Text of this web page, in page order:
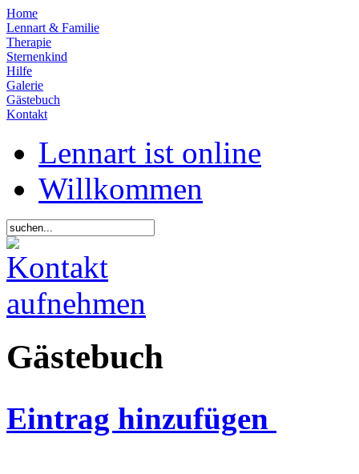
Home
Lennart & Familie
Therapie
Sternenkind
Hilfe
Galerie
Gästebuch
Kontakt
Lennart ist online
Willkommen
Gästebuch
Eintrag hinzufügen